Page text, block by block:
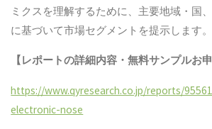
ミクスを理解するために、主要地域・国
に基づいて市場セグメントを提示します。
【レポートの詳細内容・無料サンプルお
https://www.qyresearch.co.jp/reports/
electronic-nose